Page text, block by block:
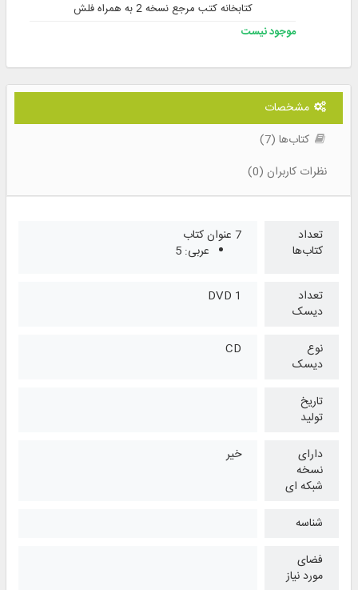
کتابخانه کتب مرجع نسخه 2 به همراه فلش
موجود نیست
مشخصات
کتاب‌ها (7)
نظرات کاربران (0)
تعداد
کتاب‌ها
7 عنوان کتاب
عربی: 5
تعداد
دیسک
1 DVD
نوع
دیسک
CD
تاریخ
تولید
دارای
نسخه
شبکه ای
خیر
شناسه
فضای
مورد نیاز